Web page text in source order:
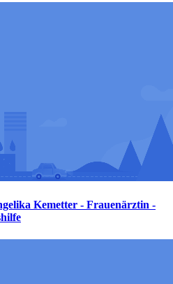
Kemetter - Frauenärztin -